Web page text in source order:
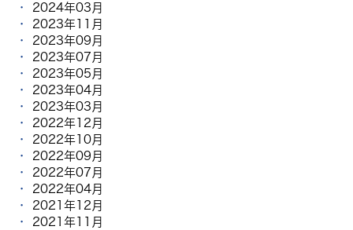
2024年03月
2023年11月
2023年09月
2023年07月
2023年05月
2023年04月
2023年03月
2022年12月
2022年10月
2022年09月
2022年07月
2022年04月
2021年12月
2021年11月